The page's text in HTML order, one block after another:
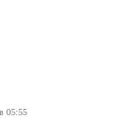
05:55